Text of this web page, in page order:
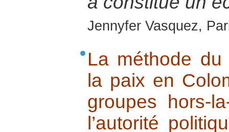
Jennyfer Vasquez,
La méthode
la paix en
groupes hors-
l’autorité